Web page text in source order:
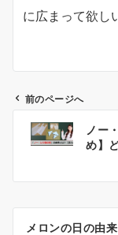
に広まって欲し
前のページへ
ノー
め】
メロンの日の由